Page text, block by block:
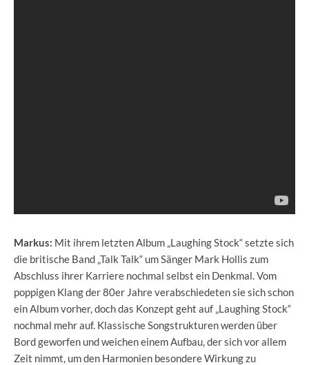
Markus: Mit ihrem letzten Album „Laughing Stock“ setzte sich
die britische Band „Talk Talk“ um Sänger Mark Hollis zum
Abschluss ihrer Karriere nochmal selbst ein Denkmal. Vom
poppigen Klang der 80er Jahre verabschiedeten sie sich schon
ein Album vorher, doch das Konzept geht auf „Laughing Stock“
nochmal mehr auf. Klassische Songstrukturen werden über
Bord geworfen und weichen einem Aufbau, der sich vor allem
Zeit nimmt, um den Harmonien besondere Wirkung zu